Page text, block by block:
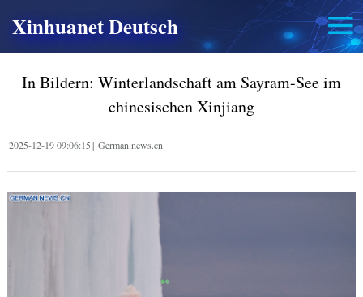
Xinhuanet Deutsch
In Bildern: Winterlandschaft am Sayram-See im
chinesischen Xinjiang
2025-12-19 09:06:15| German.news.cn